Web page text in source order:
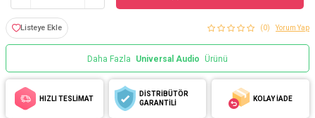
Listeye Ekle (0) Yorum Yap
Daha Fazla Universal Audio Ürünü
HIZLI TESLİMAT
DİSTRİBÜTÖR
GARANTİLİ
KOLAY İADE